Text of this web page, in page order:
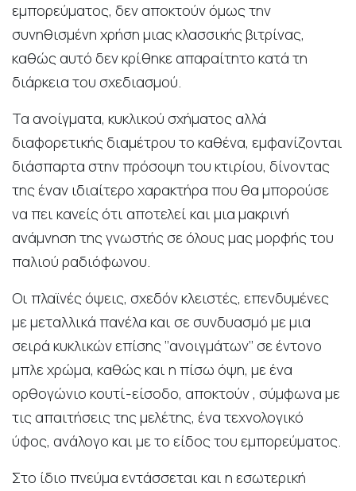
εμπορεύματος, δεν αποκτούν όμως την
συνηθισμένη χρήση μιας κλασσικής βιτρίνας,
καθώς αυτό δεν κρίθηκε απαραίτητο κατά τη
διάρκεια του σχεδιασμού.
Τα ανοίγματα, κυκλικού σχήματος αλλά
διαφορετικής διαμέτρου το καθένα, εμφανίζονται
διάσπαρτα στην πρόσοψη του κτιρίου, δίνοντας
της έναν ιδιαίτερο χαρακτήρα που θα μπορούσε
να πει κανείς ότι αποτελεί και μια μακρινή
ανάμνηση της γνωστής σε όλους μας μορφής του
παλιού ραδιόφωνου.
Οι πλαϊνές όψεις, σχεδόν κλειστές, επενδυμένες
με μεταλλικά πανέλα και σε συνδυασμό με μια
σειρά κυκλικών επίσης ‘’ανοιγμάτων’’ σε έντονο
μπλε χρώμα, καθώς και η πίσω όψη, με ένα
ορθογώνιο κουτί-είσοδο, αποκτούν , σύμφωνα με
τις απαιτήσεις της μελέτης, ένα τεχνολογικό
ύφος, ανάλογο και με το είδος του εμπορεύματος.
Στο ίδιο πνεύμα εντάσσεται και η εσωτερική